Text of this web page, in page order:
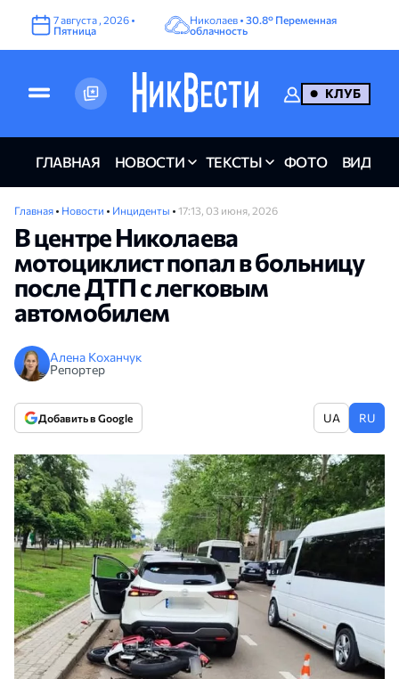
7августа ,2026 •
Пятница
Николаев • 30.8° Переменная
облачность
КЛУБ
ГЛАВНАЯ НОВОСТИ ТЕКСТЫ ФОТО ВИДЕО
Главная • Новости • Инциденты • 17:13, 03 июня, 2026
В центре Николаева
мотоциклист попал в больницу
после ДТП с легковым
автомобилем
Алена Коханчук
Репортер
Добавить в Google UA RU